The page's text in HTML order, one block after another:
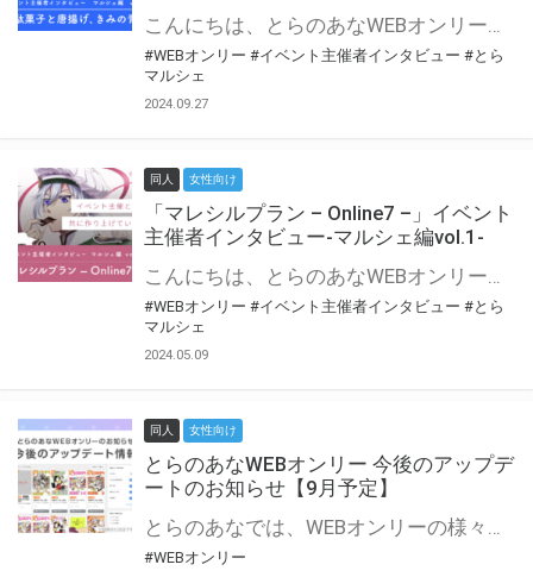
こんにちは、とらのあなWEBオンリー運営スタッフです。 新たにお届けする、イベント主催者インタビュー-マルシェ編-は、 とらのあなWEBオンリー「マルシェ」をご利用の主催様に 「マルシェ」を使ってイベントを開催した感想や心がけをお聞きする企画です。 今回は、WEBオンリー初開催「駄菓子と唐揚げ、きみの青」より、 主催のぎこ六屋様にお話を伺いました。 協力：ぎこ六屋様／イベント公式Twitter（@krkgwks） とらのあなWEBオンリー「マルシェ」とは？ WEBオンリーでリアルタイムでコミュニケーションがとれるオンライン会場です。
#WEBオンリー #イベント主催者インタビュー #とら
マルシェ
2024.09.27
同人 女性向け
「マレシルプラン – Online7 –」イベント
主催者インタビュー-マルシェ編vol.1-
こんにちは、とらのあなWEBオンリー運営スタッフです。 新たにお届けする、イベント主催者インタビュー-マルシェ編-は、 とらのあなWEBオンリー「マルシェ」をご利用した主催様に 「マルシェ」を使って開催した感想や心がけをお聞きする企画です。 今回は、WEBオンリー開催7回目迎えた「マレシルプラン – Online7 –」より、 主催の玉川うた様にお話を伺いました。 ▼マレシルプランのインタビュー前回記事 「イベント主催者インタビュー vol.6」はこちら 協力：玉川うた様（マレシルプラン実行委員会 代表）／イベント公式Twitter（@mallesil_plan） とらのあなWEBオンリー「マルシェ」とは？ WEBオンリーでリアルタイムでコミュニケーションがとれるオンライン会場です。
#WEBオンリー #イベント主催者インタビュー #とら
マルシェ
2024.05.09
同人 女性向け
とらのあなWEBオンリー 今後のアップデ
ートのお知らせ【9月予定】
とらのあなでは、WEBオンリーの様々な支援を実施しています。 今回は2021年9月に実装を予定しているアップデート情報についてご紹介いたします。 とらのあなWEBオンリーサイトはこちら
#WEBオンリー